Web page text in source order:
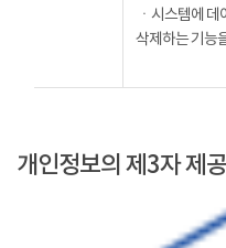
ㆍ시스템에
삭제하는 기능
개인정보의 제3자 제공